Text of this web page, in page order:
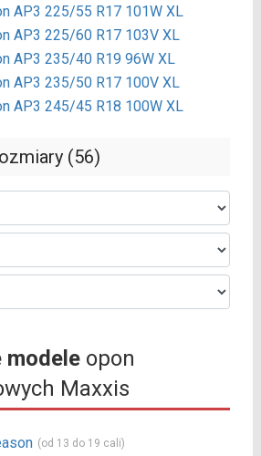
AP3 225/55 R17 101W XL
AP3 225/60 R17 103V XL
AP3 235/40 R19 96W XL
AP3 235/50 R17 100V XL
AP3 245/45 R18 100W XL
(56)
modeleopon
Maxxis
(od 13 do 19 cali)